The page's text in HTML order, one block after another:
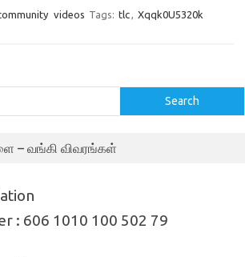
videos Tags: tlc, Xqqk0U5320k
Search
– வங்கி விவரங்கள்
: 606 1010 100 502 79